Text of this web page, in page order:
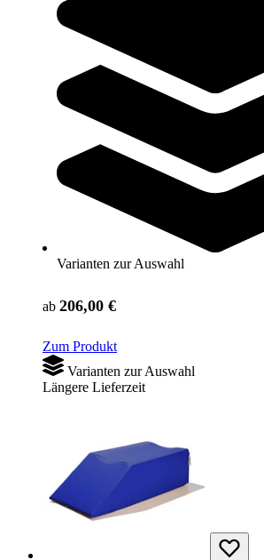
Varianten zur Auswahl
Zum Ratgeber
Kategorien & Filter
Sortieren nach
ab 206,00 €
Zum Produkt
Varianten zur Auswahl
Längere Lieferzeit